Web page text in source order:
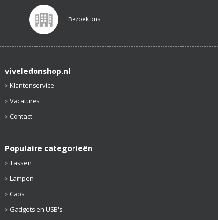
Bezoek ons
viveledonshop.nl
Klantenservice
Vacatures
Contact
Populaire categorieën
Tassen
Lampen
Caps
Gadgets en USB's